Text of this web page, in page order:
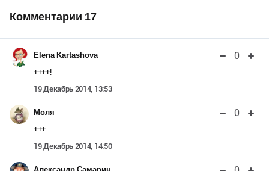
Комментарии 17
Elena Kartashova 0
++++!
19 Декабрь 2014, 13:53
Моля 0
+++
19 Декабрь 2014, 14:50